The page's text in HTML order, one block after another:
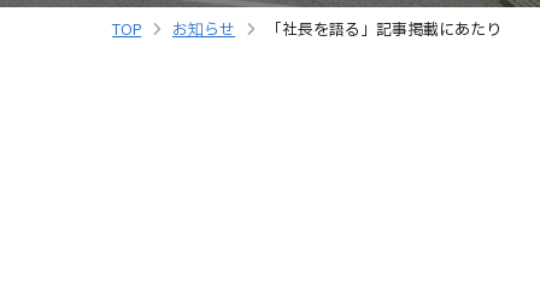
TOP お知らせ 「社長を語る」記事掲載にあたり